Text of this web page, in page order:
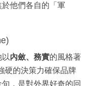
他們各自的「軍
內斂、務實的風格著
硬的決策力確保品牌
，是對外界好奇的回